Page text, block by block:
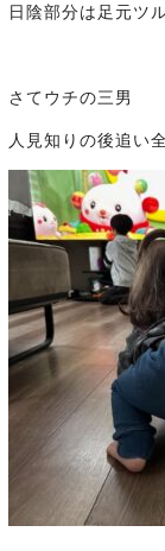
日陰部分は足元ツ
さてウチの三男
人見知りの後追い